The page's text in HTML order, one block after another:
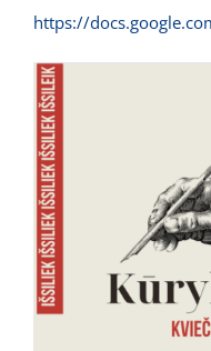
https://